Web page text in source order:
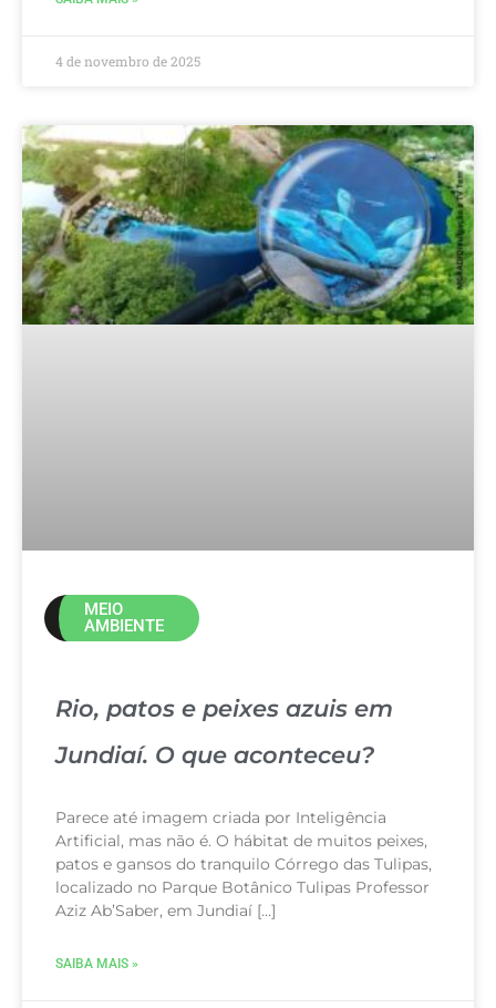
4 de novembro de 2025
MEIO
AMBIENTE
Rio, patos e peixes azuis em
Jundiaí. O que aconteceu?
Parece até imagem criada por Inteligência
Artificial, mas não é. O hábitat de muitos peixes,
patos e gansos do tranquilo Córrego das Tulipas,
localizado no Parque Botânico Tulipas Professor
Aziz Ab’Saber, em Jundiaí […]
SAIBA MAIS »